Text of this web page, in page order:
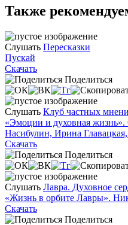
Также
Слушать Пересказки
Пускай
Скачать
Поделиться
Слушать Клуб частных
«Эмоции и духовная
Насибулин, Ирина
Скачать
Поделиться
Слушать Лавра. Духовное
«Жизнь в орбите Лавры».
Скачать
Поделиться